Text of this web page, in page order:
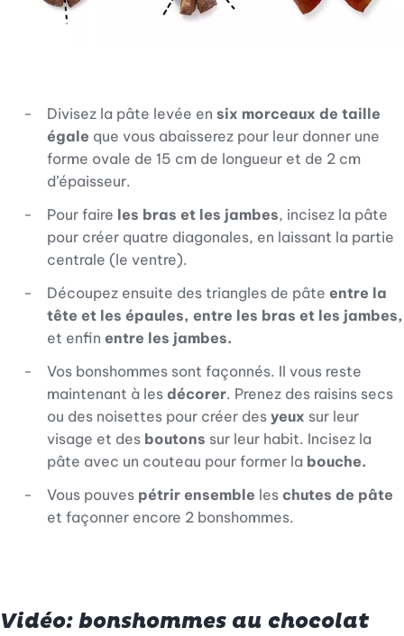
Divisez la pâte levée en six morceaux de taille
égale que vous abaisserez pour leur donner une
forme ovale de 15 cm de longueur et de 2 cm
d’épaisseur.
Pour faire les bras et les jambes, incisez la pâte
pour créer quatre diagonales, en laissant la partie
centrale (le ventre).
Découpez ensuite des triangles de pâte entre la
tête et les épaules, entre les bras et les jambes,
et enfin entre les jambes.
Vos bonshommes sont façonnés. Il vous reste
maintenant à les décorer. Prenez des raisins secs
ou des noisettes pour créer des yeux sur leur
visage et des boutons sur leur habit. Incisez la
pâte avec un couteau pour former la bouche.
Vous pouves pétrir ensemble les chutes de pâte
et façonner encore 2 bons­hommes.
Vidéo: bonshommes au chocolat